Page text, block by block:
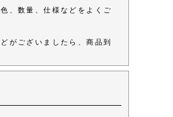
、数量、仕様などをよくご
がございましたら、商品到